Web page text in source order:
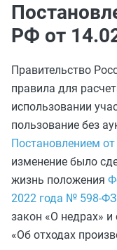
РФ от
Правительство
правила для
использовании
пользование без
Постановлением
изменение было
жизнь положения
2022 года № 598-ФЗ
закон «О недрах»
«Об отходах